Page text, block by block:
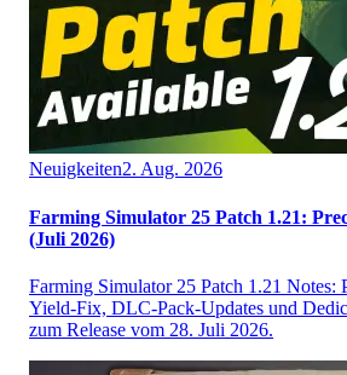
Neuigkeiten2. Aug. 2026
Farming Simulator 25 Patch 1.21:
(Juli 2026)
Farming Simulator 25 Patch 1.21 Notes:
Yield-Fix, DLC-Pack-Updates und
zum Release vom 28. Juli 2026.